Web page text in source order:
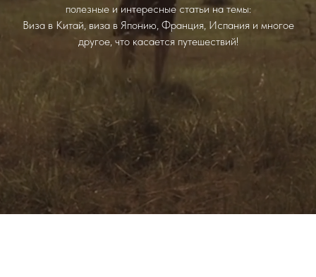
полезные и интересные статьи на темы:
Виза в Китай, виза в Японию, Франция, Испания и многое
другое, что касается путешествий!